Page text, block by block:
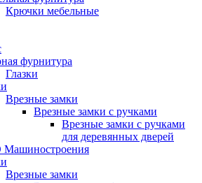
Крючки мебельные
фурнитура
Глазки
Врезные замки
Врезные замки с ручками
Врезные замки с ручками
для деревянных дверей
Врезные замки